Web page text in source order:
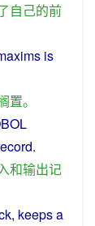
自己的前
is
置。
.
和输出记
, keepsa